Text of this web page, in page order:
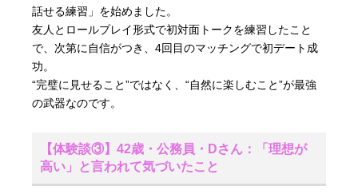
話せる練習」を始めました。
友人とロールプレイ形式で初対面トークを練習したこと
で、次第に自信がつき、4回目のマッチングで初デート成
功。
“完璧に見せること”ではなく、“自然に楽しむこと”が最強
の武器なのです。
【体験談③】42歳・公務員・Dさん：「理想が
高い」と言われて気づいたこと